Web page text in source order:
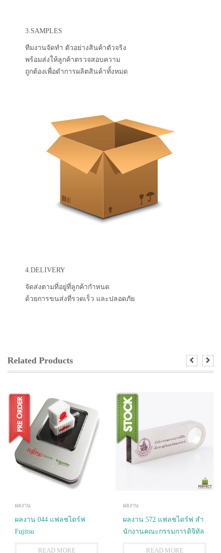
3.SAMPLES
ทีมงานจัดทำ ตัวอย่างสินค้าตัวจริง
พร้อมส่งให้ลูกค้าตรวจสอบความ
ถูกต้องเพื่อดำการผลิตสินค้าทั้งหมด
4.DELIVERY
จัดส่งตามที่อยู่ที่ลูกค้ากำหนด
ด้วยการขนส่งที่รวดเร็ว และปลอดภัย
Related Products
ผลงาน
ผลงาน 044 แฟลชไดร์ฟ
Fujitsu
READ MORE
ผลงาน
ผลงาน 572 แฟลชไดร์ฟ สํา
นักงานคณะกรรมการดิจิทัล
READ MORE